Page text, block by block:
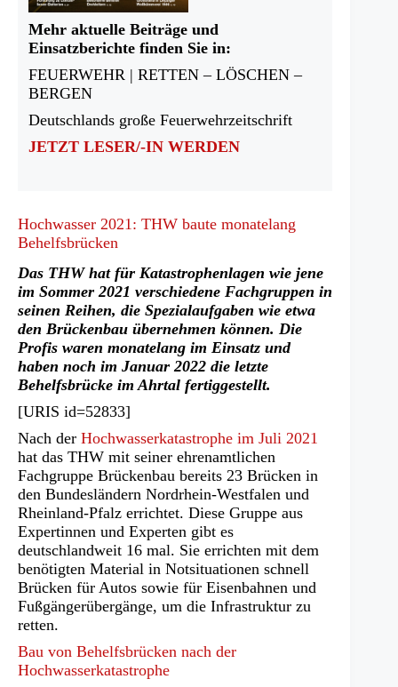
Mehr aktuelle Beiträge und
Einsatzberichte finden Sie in:
FEUERWEHR | RETTEN – LÖSCHEN –
BERGEN
Deutschlands große Feuerwehrzeitschrift
JETZT LESER/-IN WERDEN
Hochwasser 2021: THW baute monatelang
Behelfsbrücken
Das THW hat für Katastrophenlagen wie jene
im Sommer 2021 verschiedene Fachgruppen in
seinen Reihen, die Spezialaufgaben wie etwa
den Brückenbau übernehmen können. Die
Profis waren monatelang im Einsatz und
haben noch im Januar 2022 die letzte
Behelfsbrücke im Ahrtal fertiggestellt.
[URIS id=52833]
Nach der Hochwasserkatastrophe im Juli 2021
hat das THW mit seiner ehrenamtlichen
Fachgruppe Brückenbau bereits 23 Brücken in
den Bundesländern Nordrhein-Westfalen und
Rheinland-Pfalz errichtet. Diese Gruppe aus
Expertinnen und Experten gibt es
deutschlandweit 16 mal. Sie errichten mit dem
benötigten Material in Notsituationen schnell
Brücken für Autos sowie für Eisenbahnen und
Fußgängerübergänge, um die Infrastruktur zu
retten.
Bau von Behelfsbrücken nach der
Hochwasserkatastrophe